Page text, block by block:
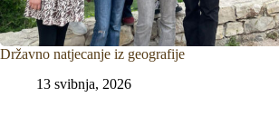
Državno natjecanje iz geografije
13 svibnja, 2026